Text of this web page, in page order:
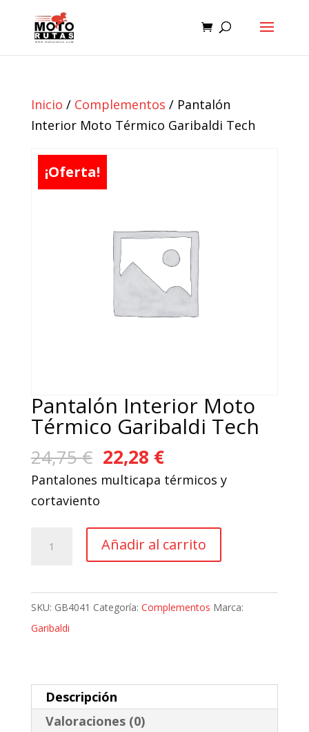
Inicio / Complementos / Pantalón
Interior Moto Térmico Garibaldi Tech
¡Oferta!
Pantalón Interior Moto
Térmico Garibaldi Tech
24,75€ El
precio
24,75 €.
22,28 €El
precio
22,28 €.
Pantalones multicapa térmicos y
cortaviento
Garibaldi
Añadir al carrito
SKU: GB4041 Categoría: Complementos Marca:
Garibaldi
Descripción
Valoraciones (0)